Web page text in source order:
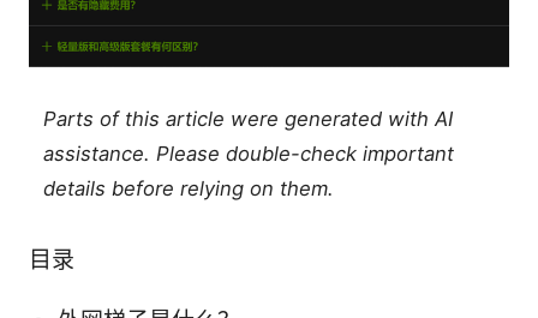
Parts of this article were generated with AI
assistance. Please double-check important
details before relying on them.
目录